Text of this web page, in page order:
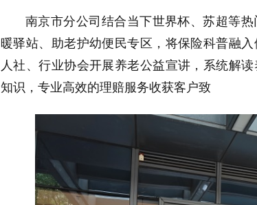
南京市分公司结合当下世界杯、苏超等
暖驿站、助老护幼便民专区，将保险科普融
人社、行业协会开展养老公益宣讲，系统解
知识，专业高效的理赔服务收获客户致